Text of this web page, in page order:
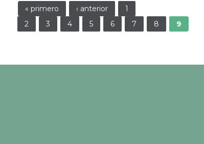
Páginas
« primero ‹ anterior
1
2
3 4 5 6 7 8 9